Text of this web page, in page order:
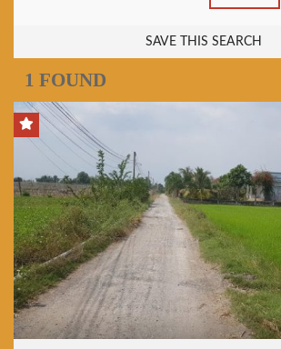
SAVE THIS SEARCH
1 FOUND